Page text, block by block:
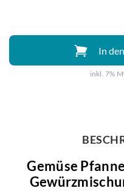
In
inkl. 7%
Gemüse